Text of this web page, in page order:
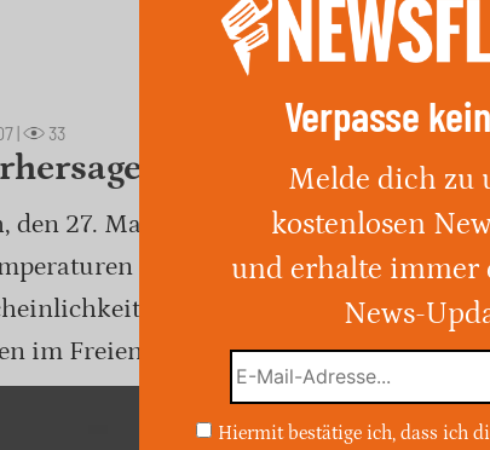
33
für Dortmund am
den 27. Mai 2026, wird in Dortmund ein
von bis zu 23°C und einer
von 0% erwartet. Der UV-
im Freien begünstigt.
Verpasse
Melde dich zu
kostenlosen
und erhalte immer
News-
Hiermit bestätige ich, dass ich